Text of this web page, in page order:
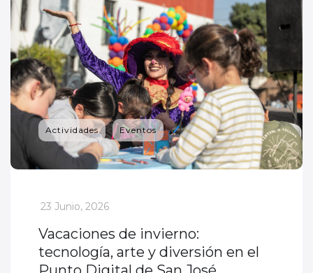
Actividades Eventos
_
23 Junio, 2026
Vacaciones de invierno:
tecnología, arte y diversión en el